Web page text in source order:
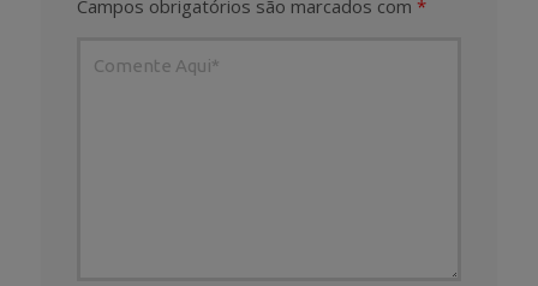
Campos obrigatórios são marcados com *